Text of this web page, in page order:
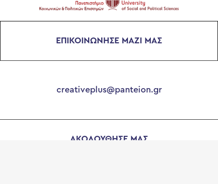
ΕΠΙΚΟΙΝΩΝΗΣΕ ΜΑΖΙ ΜΑΣ
creativeplus@panteion.gr
ΑΚΟΛΟΥΘΗΣΕ ΜΑΣ